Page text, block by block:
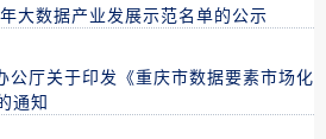
大数据产业发展示范名单的公示
公厅关于印发《重庆市数据要素市场化
通知